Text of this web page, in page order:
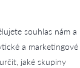
souhlas nám a
a marketingové
jaké skupiny